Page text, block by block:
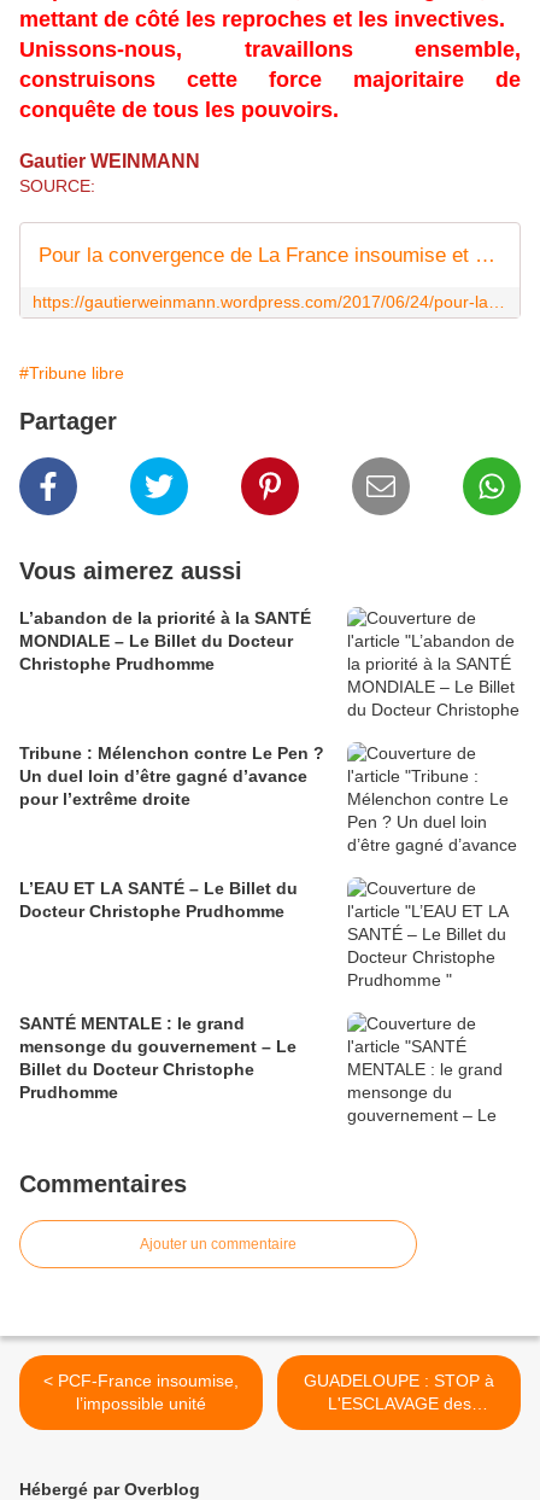
mettant de côté les reproches et les invectives.
Unissons-nous, travaillons ensemble,
construisons cette force majoritaire de
conquête de tous les pouvoirs.
Gautier WEINMANN
SOURCE:
Pour la convergence de La France insoumise et du Parti communiste français
#Tribune libre
Partager
Vous aimerez aussi
L’abandon de la priorité à la SANTÉ
MONDIALE – Le Billet du Docteur
Christophe Prudhomme
Tribune : Mélenchon contre Le Pen ?
Un duel loin d’être gagné d’avance
pour l’extrême droite
L’EAU ET LA SANTÉ – Le Billet du
Docteur Christophe Prudhomme
SANTÉ MENTALE : le grand
mensonge du gouvernement – Le
Billet du Docteur Christophe
Prudhomme
Commentaires
Ajouter un commentaire
< PCF-France insoumise,
l’impossible unité
GUADELOUPE : STOP à
L'ESCLAVAGE des
OUVRIERS agricoles >
Hébergé par Overblog